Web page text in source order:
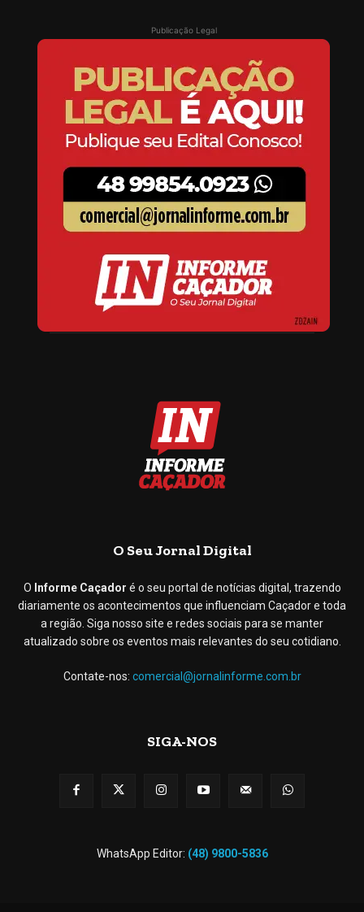
Publicação Legal
O Seu Jornal Digital
O Informe Caçador é o seu portal de notícias digital, trazendo
diariamente os acontecimentos que influenciam Caçador e toda
a região. Siga nosso site e redes sociais para se manter
atualizado sobre os eventos mais relevantes do seu cotidiano.
Contate-nos: comercial@jornalinforme.com.br
SIGA-NOS
WhatsApp Editor: (48) 9800-5836